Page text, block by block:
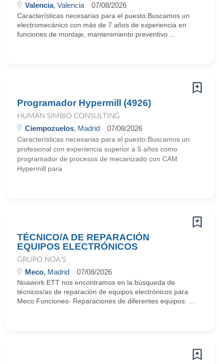
Valencia, Valencia 07/08/2026
Características necesarias para el puesto:Buscamos un
electromecánico con más de 7 años de experiencia en
funciones de montaje, mantenimiento preventivo ...
Programador Hypermill (4926)
HUMAN SIMBIO CONSULTING
Ciempozuelos, Madrid 07/08/2026
Características necesarias para el puesto:Buscamos un
profesional con experiencia superior a 5 años como
programador de procesos de mecanizado con CAM
Hypermill para
TÉCNICO/A DE REPARACIÓN
EQUIPOS ELECTRÓNICOS
GRUPO NOA'S
Meco, Madrid 07/08/2026
Noawork ETT nos encontramos en la búsqueda de
técnicos/as de reparación de equipos electrónicos para
Meco.Funciones- Reparaciones de diferentes equipos: ...